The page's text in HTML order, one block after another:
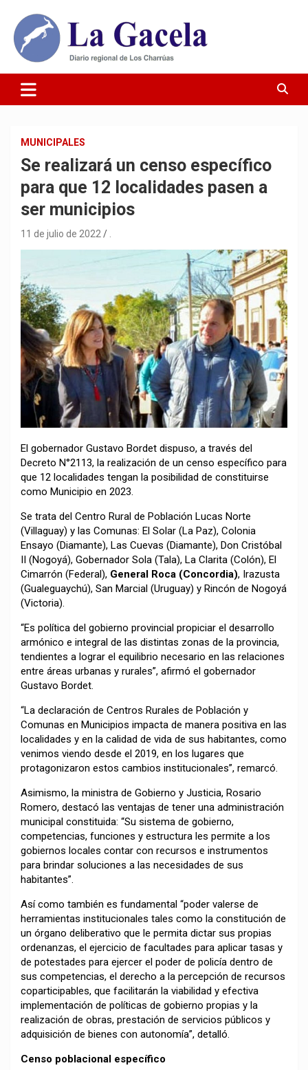
contenido
Diario La Gacela
MUNICIPALES
Se realizará un censo específico
para que 12 localidades pasen a
ser municipios
11 de julio de 2022
El gobernador Gustavo Bordet dispuso, a través del
Decreto N°2113, la realización de un censo específico para
que 12 localidades tengan la posibilidad de constituirse
como Municipio en 2023.
Se trata del Centro Rural de Población Lucas Norte
(Villaguay) y las Comunas: El Solar (La Paz), Colonia
Ensayo (Diamante), Las Cuevas (Diamante), Don Cristóbal
II (Nogoyá), Gobernador Sola (Tala), La Clarita (Colón), El
Cimarrón (Federal), General Roca (Concordia), Irazusta
(Gualeguaychú), San Marcial (Uruguay) y Rincón de Nogoyá
(Victoria).
“Es política del gobierno provincial propiciar el desarrollo
armónico e integral de las distintas zonas de la provincia,
tendientes a lograr el equilibrio necesario en las relaciones
entre áreas urbanas y rurales”, afirmó el gobernador
Gustavo Bordet.
“La declaración de Centros Rurales de Población y
Comunas en Municipios impacta de manera positiva en las
localidades y en la calidad de vida de sus habitantes, como
venimos viendo desde el 2019, en los lugares que
protagonizaron estos cambios institucionales”, remarcó.
Asimismo, la ministra de Gobierno y Justicia, Rosario
Romero, destacó las ventajas de tener una administración
municipal constituida: “Su sistema de gobierno,
competencias, funciones y estructura les permite a los
gobiernos locales contar con recursos e instrumentos
para brindar soluciones a las necesidades de sus
habitantes”.
Así como también es fundamental “poder valerse de
herramientas institucionales tales como la constitución de
un órgano deliberativo que le permita dictar sus propias
ordenanzas, el ejercicio de facultades para aplicar tasas y
de potestades para ejercer el poder de policía dentro de
sus competencias, el derecho a la percepción de recursos
coparticipables, que facilitarán la viabilidad y efectiva
implementación de políticas de gobierno propias y la
realización de obras, prestación de servicios públicos y
adquisición de bienes con autonomía”, detalló.
Censo poblacional específico